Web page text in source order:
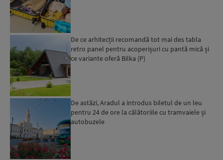
De ce arhitecții recomandă tot mai des tabla
retro panel pentru acoperișuri cu pantă mică și
ce variante oferă Bilka (P)
De astăzi, Aradul a introdus biletul de un leu
pentru 24 de ore la călătoriile cu tramvaiele și
autobuzele